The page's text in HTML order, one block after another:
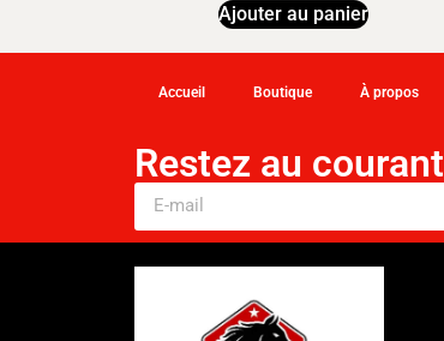
Ajouter au panier
Accueil Boutique À propos
Restez au courant